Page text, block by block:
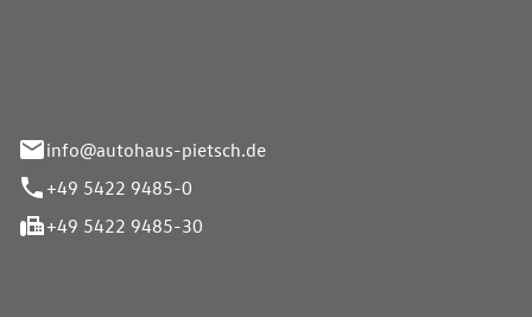
info@autohaus-pietsch.de
+49 5422 9485-0
+49 5422 9485-30